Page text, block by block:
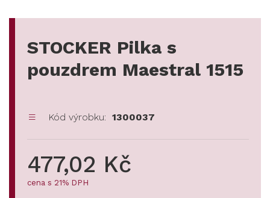
STOCKER Pilka s
pouzdrem Maestral 1515
Kód výrobku: 1300037
477,02 Kč
cena s 21% DPH